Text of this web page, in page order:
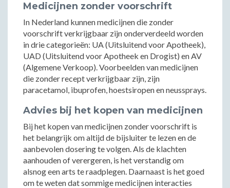
Medicijnen zonder voorschrift
In Nederland kunnen medicijnen die zonder
voorschrift verkrijgbaar zijn onderverdeeld worden
in drie categorieën: UA (Uitsluitend voor Apotheek),
UAD (Uitsluitend voor Apotheek en Drogist) en AV
(Algemene Verkoop). Voorbeelden van medicijnen
die zonder recept verkrijgbaar zijn, zijn
paracetamol, ibuprofen, hoestsiropen en neussprays.
Advies bij het kopen van medicijnen
Bij het kopen van medicijnen zonder voorschrift is
het belangrijk om altijd de bijsluiter te lezen en de
aanbevolen dosering te volgen. Als de klachten
aanhouden of verergeren, is het verstandig om
alsnog een arts te raadplegen. Daarnaast is het goed
om te weten dat sommige medicijnen interacties